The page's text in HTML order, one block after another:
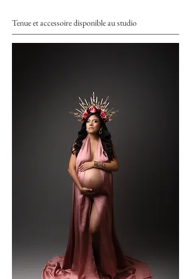
Tenue et accessoire disponible au studio